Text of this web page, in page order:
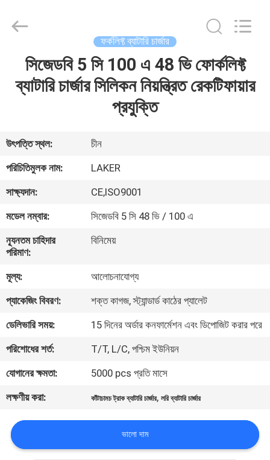
আমাদের
সম্পর্কে
কারখানা
ভ্রমণ
নিয়ন্ত্রণ
আমাদের
সাথে
যোগাযোগ
করুন
খবর
CO.,LIMITED.
ফর্কলিফ্ট ব্যাটারি চার্জার
সিজেডবি 5 সি 100 এ 48 ভি ফোর্কলিফ্ট
ব্যাটারি চার্জার সিলিকন নিয়ন্ত্রিত রেকটিফায়ার
প্রযুক্তি
উৎপত্তি স্থল:
চীন
পরিচিতিমুলক নাম:
LAKER
সাক্ষ্যদান:
CE,ISO9001
মডেল নম্বার:
সিজেডবি 5 সি 48 ভি / 100 এ
ন্যূনতম চাহিদার
পরিমাণ:
বিনিমেয়
মূল্য:
আলোচনাযোগ্য
প্যাকেজিং বিবরণ:
শক্ত কাগজ, স্ট্যান্ডার্ড কাঠের প্যালেট
ডেলিভারি সময়:
15 দিনের অর্ডার কনফার্মেশন এবং ডিপোজিট করার পরে
পরিশোধের শর্ত:
T/T, L/C, পশ্চিম ইউনিয়ন
যোগানের ক্ষমতা:
5000 pcs প্রতি মাসে
লক্ষণীয় করা:
কাঁটাচামচ ট্রাক ব্যাটারি চার্জার,লরি ব্যাটারি চার্জার
ভালো দাম